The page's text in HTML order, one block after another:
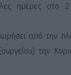
ημέρες στο
από την
την